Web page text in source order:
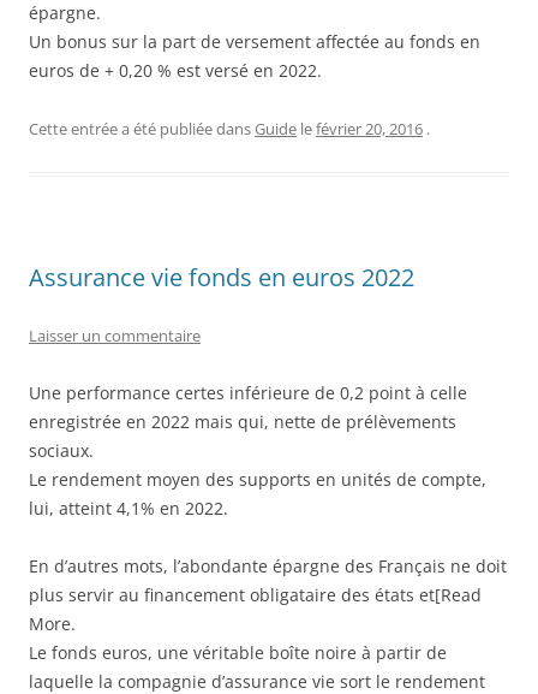
épargne.
Un bonus sur la part de versement affectée au fonds en
euros de + 0,20 % est versé en 2022.
Cette entrée a été publiée dansGuide lefévrier 20, 2016 .
Assurance vie fonds en euros 2022
Laisser un commentaire
Une performance certes inférieure de 0,2 point à celle
enregistrée en 2022 mais qui, nette de prélèvements
sociaux.
Le rendement moyen des supports en unités de compte,
lui, atteint 4,1% en 2022.
En d’autres mots, l’abondante épargne des Français ne doit
plus servir au financement obligataire des états et[Read
More.
Le fonds euros, une véritable boîte noire à partir de
laquelle la compagnie d’assurance vie sort le rendement